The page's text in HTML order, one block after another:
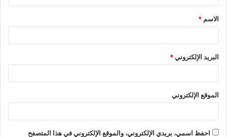
الاسم *
البريد الإلكتروني*
الموقع الإلكتروني
احفظ اسمي، بريدي الإلكتروني، والموقع الإلكتروني في هذا المتصفح